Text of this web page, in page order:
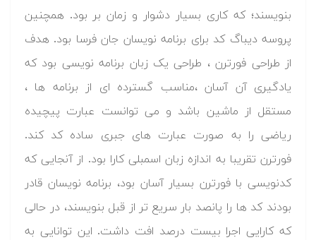
بنویسند؛ که کاری بسیار دشوار و زمان بر بود. همچنین
پروسه دیباگ کد برای برنامه نویسان جان فرسا بود. هدف
از طراحی فورترن ، طراحی یک زبان برنامه نویسی بود که
یادگیری آن آسان ،مناسب گسترده ای از برنامه ها ،
مستقل از ماشین باشد و می توانست عبارت پیچیده
ریاضی را به صورت عبارت های جبری ساده کد کند.
فورترن تقریبا به اندازه زبان اسمبلی کارا بود. از آنجایی که
کدنویسی با فورترن بسیار آسان بود، برنامه نویسان قادر
بودند کد ها را پانصد بار سریع تر از قبل بنویسند، در حالی
که کارایی اجرا بیست درصد افت داشت. این توانایی به